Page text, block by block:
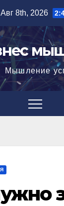
8th, 2026
Мышление